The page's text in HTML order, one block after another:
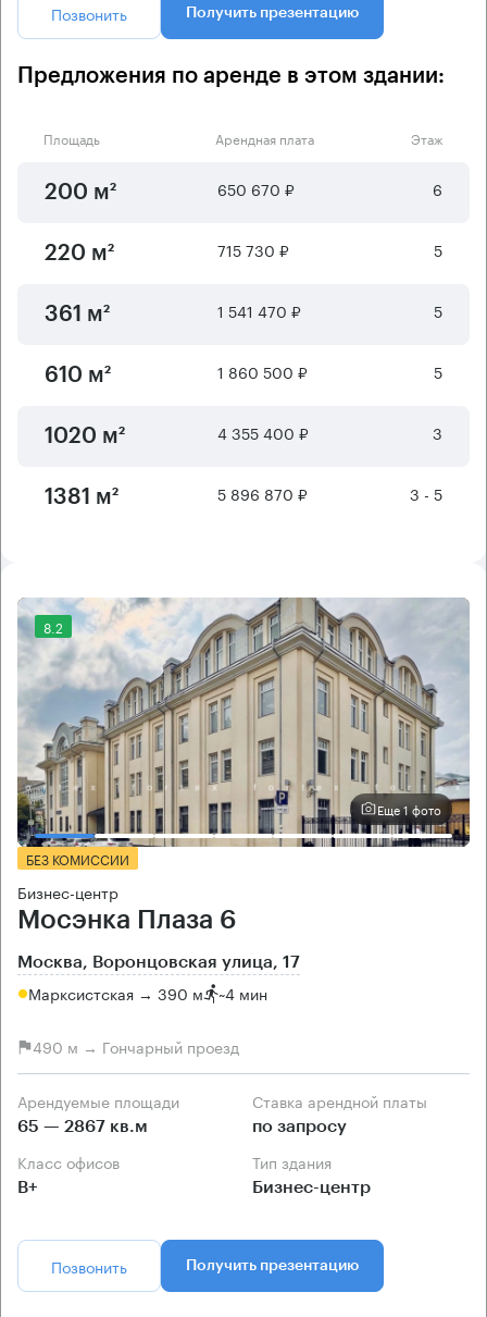
Позвонить Получить презентацию
Предложения по аренде в этом здании:
Площадь Арендная плата Этаж
200 м² 650 670 ₽ 6
220 м² 715 730 ₽ 5
361 м² 1 541 470 ₽ 5
610 м² 1 860 500 ₽ 5
1020 м² 4 355 400 ₽ 3
1381 м² 5 896 870 ₽ 3 - 5
8.2
Еще 1 фото
БЕЗ КОМИССИИ
Бизнес-центр
Мосэнка Плаза 6
Москва, Воронцовская улица, 17
Марксистская → 390 м ~4 мин
490 м → Гончарный проезд
Арендуемые площади
65 — 2867 кв.м
Ставка арендной платы
по запросу
Класс офисов
B+
Тип здания
Бизнес-центр
Позвонить Получить презентацию